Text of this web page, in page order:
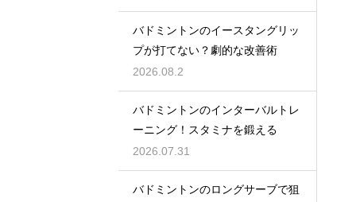
バドミントンのイースタングリッ
プが打てない？劇的な改善術
2026.08.2
バドミントンのインターバルトレ
ーニング！スタミナを鍛える
2026.07.31
バドミントンのロングサーブで狙